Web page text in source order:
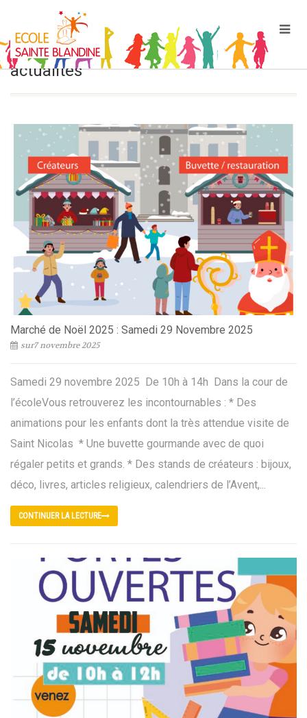
Les
actualités
Marché de Noël 2025 : Samedi 29 Novembre 2025
sur7 novembre 2025
Samedi 29 novembre 2025 De 10h à 14h Dans la cour de
l’écoleVous retrouverez les incontournables : * Des
animations pour les enfants dont la très attendue visite de
Saint Nicolas * Une buvette gourmande avec de quoi
régaler petits et grands. * Des stands de créateurs : bijoux,
déco, livres, articles religieux, calendriers de l’Avent,...
CONTINUER LA LECTURE